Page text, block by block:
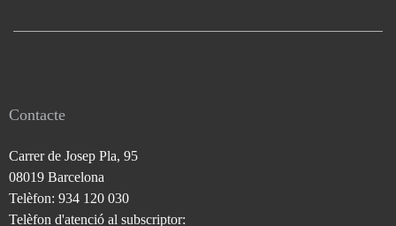
Contacte
Carrer de Josep Pla, 95
08019 Barcelona
Telèfon: 934 120 030
Telèfon d'atenció al subscriptor: